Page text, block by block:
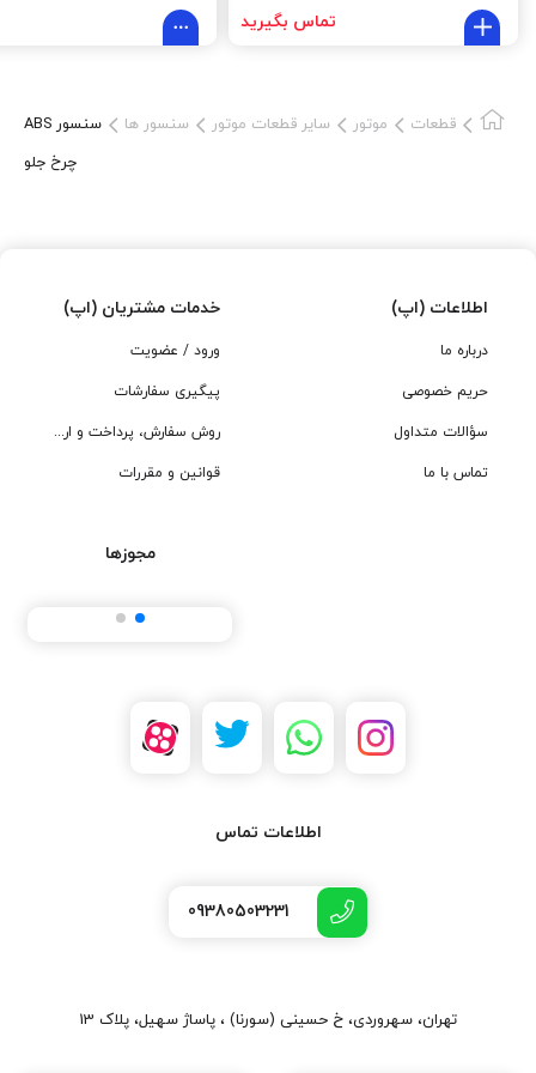
تماس بگیرید
قطعات موتور سایر قطعات موتور سنسور ها
سنسور ABS
چرخ جلو
اطلاعات (اپ)
درباره ما
حریم خصوصی
سؤالات متداول
تماس با ما
خدمات مشتریان (اپ)
ورود / عضویت
پیگیری سفارشات
روش سفارش، پرداخت و ارسال
قوانین و مقررات
مجوزها
اطلاعات تماس
09380503231
تهران، سهروردی، خ حسینی (سورنا) ، پاساژ سهیل، پلاک 13